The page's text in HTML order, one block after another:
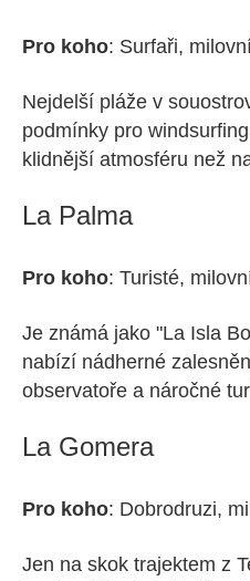
Pro koho: Surfaři,
Nejdelší pláže v
podmínky pro
klidnější atmosféru než
La Palma
Pro koho: Turisté,
Je známá jako "La Isla
nabízí nádherné
observatoře a náročné
La Gomera
Pro koho: Dobrodruzi,
Jen na skok trajektem z